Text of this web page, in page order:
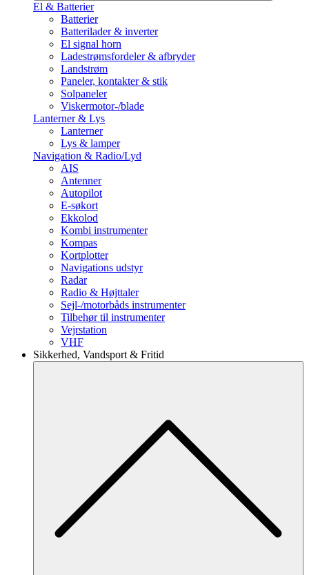
El & Batterier
Batterier
Batterilader & inverter
El signal horn
Ladestrømsfordeler & afbryder
Landstrøm
Paneler, kontakter & stik
Solpaneler
Viskermotor-/blade
Lanterner & Lys
Lanterner
Lys & lamper
Navigation & Radio/Lyd
AIS
Antenner
Autopilot
E-søkort
Ekkolod
Kombi instrumenter
Kompas
Kortplotter
Navigations udstyr
Radar
Radio & Højttaler
Sejl-/motorbåds instrumenter
Tilbehør til instrumenter
Vejrstation
VHF
Sikkerhed, Vandsport & Fritid